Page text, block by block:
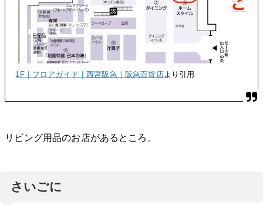
1F｜フロアガイド｜西宮阪急｜阪急百貨店より引用
リビング用品のお店があるところ。
さいごに